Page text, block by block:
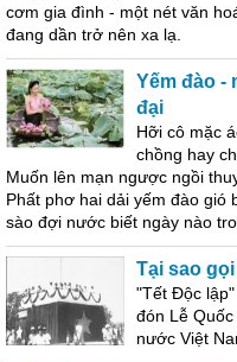
cơm gia đình - một nét văn
đang dần trở nên xa lạ.
Yếm đào -
đại
Hỡi cô mặc
chồng hay
Muốn lên mạn ngược ngồi
Phất phơ hai dải yếm đào gió
sào đợi nước biết ngày nào
Tại sao
"Tết Độc
đón Lễ
nước Việt